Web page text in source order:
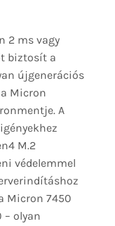
2 ms vagy
biztosít a
újgenerációs
Micron
A
M.2
védelemmel
Micron 7450
– olyan